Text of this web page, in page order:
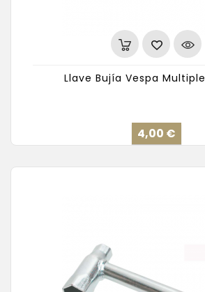
Llave Bujía Vespa Multiple
4,00 €